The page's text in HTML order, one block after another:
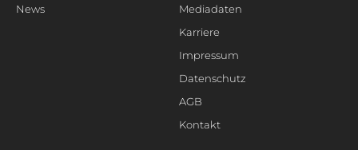
News
Mediadaten
Karriere
Impressum
Datenschutz
AGB
Kontakt